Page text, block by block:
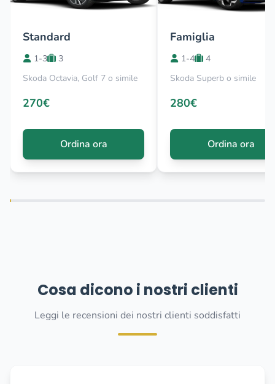
Standard
1-3
3
Skoda Octavia, Golf 7 o simile
270€
Ordina ora
Famiglia
1-4
4
Skoda Superb o simile
280€
Ordina ora
Cosa dicono i nostri clienti
Leggi le recensioni dei nostri clienti soddisfatti